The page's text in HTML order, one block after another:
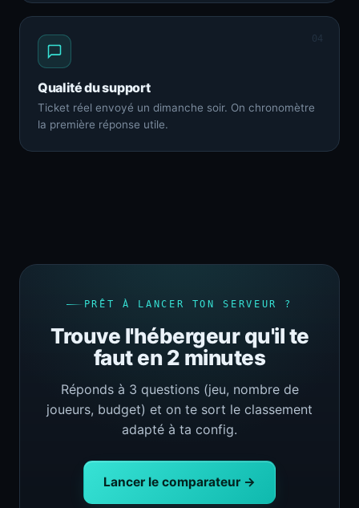
04
Qualité du support
Ticket réel envoyé un dimanche soir. On chronomètre
la première réponse utile.
PRÊT À LANCER TON SERVEUR ?
Trouve l'hébergeur qu'il te
faut en 2 minutes
Réponds à 3 questions (jeu, nombre de
joueurs, budget) et on te sort le classement
adapté à ta config.
Lancer le comparateur →